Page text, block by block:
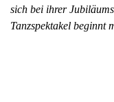
sich bei ihrer
Tanzspektakel beginnt